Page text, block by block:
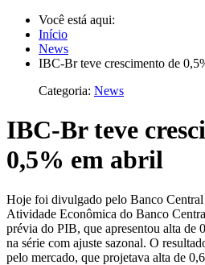
Você está aqui:
Início
News
IBC-Br teve crescimento de
Categoria: News
IBC-Br teve
0,5% em abril
Hoje foi divulgado pelo Banco
Atividade Econômica do Banco
prévia do PIB, que apresentou alta de
na série com ajuste sazonal. O
pelo mercado, que projetava alta de